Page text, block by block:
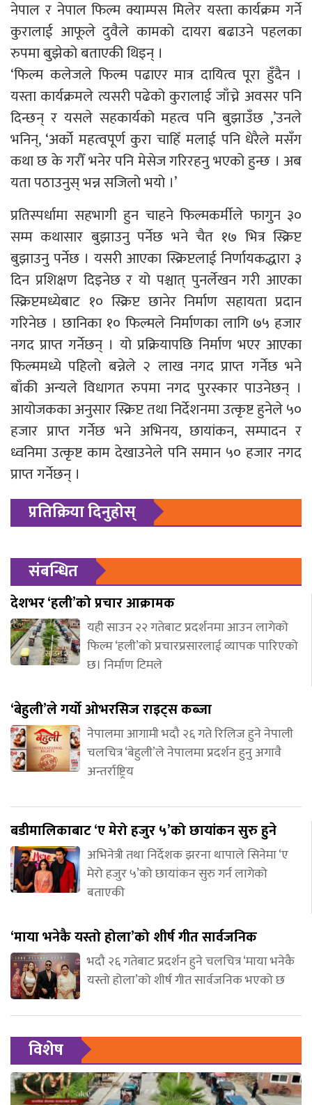
नेपाल र नेपाल फिल्म क्याम्पस मिलेर यस्ता कार्यक्रम गर्ने
कुरालाई आफूले दुवैले कामको दायरा बढाउने पहलका
रुपमा बुझेको बताएकी थिइन् ।
‘फिल्म कलेजले फिल्म पढाएर मात्र दायित्व पूरा हुँदैन ।
यस्ता कार्यक्रमले त्यसरी पढेको कुरालाई जाँच्ने अवसर पनि
दिन्छन् र यसले सहकार्यको महत्व पनि बुझाउँछ ,’उनले
भनिन्, ‘अर्को महत्वपूर्ण कुरा चाहिँ मलाई पनि धेरैले मसँग
कथा छ के गरौँ भनेर पनि मेसेज गरिरहनु भएको हुन्छ । अब
यता पठाउनुस् भन्न सजिलो भयो ।’
प्रतिस्पर्धामा सहभागी हुन चाहने फिल्मकर्मीले फागुन ३०
सम्म कथासार बुझाउनु पर्नेछ भने चैत १७ भित्र स्क्रिप्ट
बुझाउनु पर्नेछ । यसरी आएका स्क्रिप्टलाई निर्णायकद्धारा ३
दिन प्रशिक्षण दिइनेछ र यो पश्चात् पुनर्लेखन गरी आएका
स्क्रिप्टमध्येबाट १० स्क्रिप्ट छानेर निर्माण सहायता प्रदान
गरिनेछ । छानिका १० फिल्मले निर्माणका लागि ७५ हजार
नगद प्राप्त गर्नेछन् । यो प्रक्रियापछि निर्माण भएर आएका
फिल्ममध्ये पहिलो बन्नेले २ लाख नगद प्राप्त गर्नेछ भने
बाँकी अन्यले विधागत रुपमा नगद पुरस्कार पाउनेछन् ।
आयोजकका अनुसार स्क्रिप्ट तथा निर्देशनमा उत्कृष्ट हुनेले ५०
हजार प्राप्त गर्नेछ भने अभिनय, छायांकन, सम्पादन र
ध्वनिमा उत्कृष्ट काम देखाउनेले पनि समान ५० हजार नगद
प्राप्त गर्नेछन् ।
प्रतिक्रिया दिनुहोस्
संबन्धित
देशभर ‘हली’को प्रचार आक्रामक
यही साउन २२ गतेबाट प्रदर्शनमा आउन लागेको
फिल्म ‘हली’को प्रचारप्रसारलाई व्यापक पारिएको
छ। निर्माण टिमले
‘बेहुली’ले गर्यो ओभरसिज राइट्स कब्जा
नेपालमा आगामी भदौ २६ गते रिलिज हुने नेपाली
चलचित्र ‘बेहुली’ले नेपालमा प्रदर्शन हुनु अगावै
अन्तर्राष्ट्रिय
बडीमालिकाबाट ‘ए मेरो हजुर ५’को छायांकन सुरु हुने
अभिनेत्री तथा निर्देशक झरना थापाले सिनेमा ‘ए
मेरो हजुर ५’को छायांकन सुरु गर्न लागेको
बताएकी
‘माया भनेकै यस्तो होला’को शीर्ष गीत सार्वजनिक
भदौ २६ गतेबाट प्रदर्शन हुने चलचित्र ‘माया भनेकै
यस्तो होला’को शीर्ष गीत सार्वजनिक भएको छ
विशेष